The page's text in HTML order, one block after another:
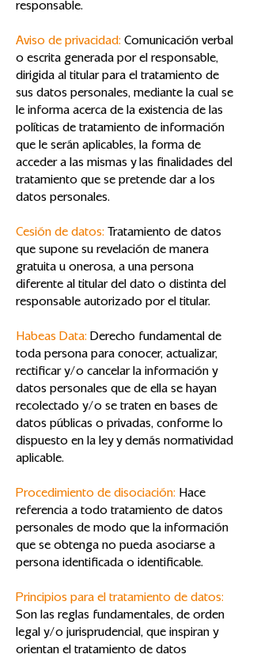
responsable.
Aviso de privacidad: Comunicación verbal
o escrita generada por el responsable,
dirigida al titular para el tratamiento de
sus datos personales, mediante la cual se
le informa acerca de la existencia de las
políticas de tratamiento de información
que le serán aplicables, la forma de
acceder a las mismas y las finalidades del
tratamiento que se pretende dar a los
datos personales.
Cesión de datos: Tratamiento de datos
que supone su revelación de manera
gratuita u onerosa, a una persona
diferente al titular del dato o distinta del
responsable autorizado por el titular.
Habeas Data: Derecho fundamental de
toda persona para conocer, actualizar,
rectificar y/o cancelar la información y
datos personales que de ella se hayan
recolectado y/o se traten en bases de
datos públicas o privadas, conforme lo
dispuesto en la ley y demás normatividad
aplicable.
Procedimiento de disociación: Hace
referencia a todo tratamiento de datos
personales de modo que la información
que se obtenga no pueda asociarse a
persona identificada o identificable.
Principios para el tratamiento de datos:
Son las reglas fundamentales, de orden
legal y/o jurisprudencial, que inspiran y
orientan el tratamiento de datos